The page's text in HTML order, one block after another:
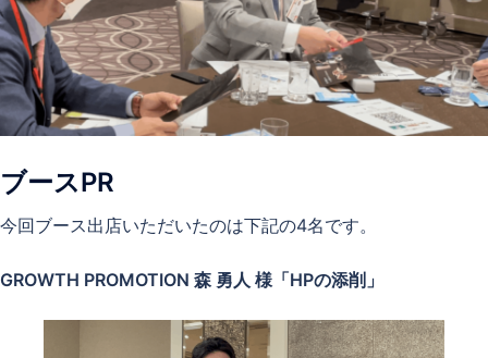
ブースPR
今回ブース出店いただいたのは下記の4名です。
GROWTH PROMOTION 森 勇人 様「HPの添削」